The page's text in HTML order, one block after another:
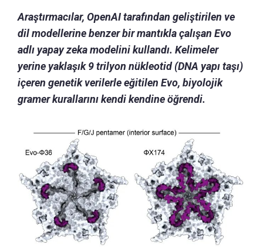
Araştırmacılar, OpenAI tarafından geliştirilen ve
dil modellerine benzer bir mantıkla çalışan Evo
adlı yapay zeka modelini kullandı. Kelimeler
yerine yaklaşık 9 trilyon nükleotid (DNA yapı taşı)
içeren genetik verilerle eğitilen Evo, biyolojik
gramer kurallarını kendi kendine öğrendi.